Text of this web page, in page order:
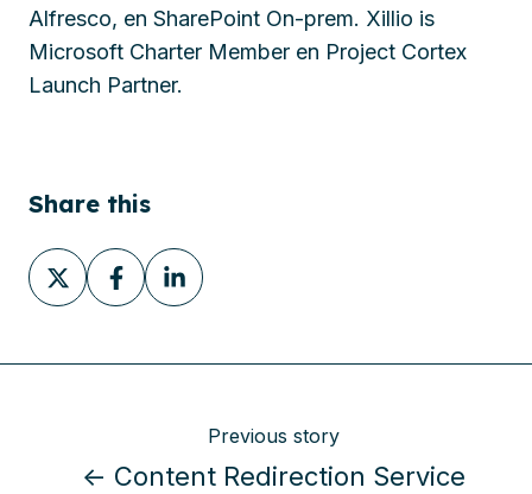
Alfresco, en SharePoint On-prem. Xillio is
Microsoft Charter Member en Project Cortex
Launch Partner.
Share this
Share
on
Share
on
Share
on
Previous story
← Content Redirection Service